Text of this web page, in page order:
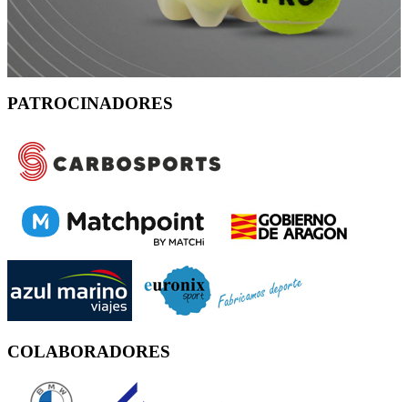
PATROCINADORES
COLABORADORES